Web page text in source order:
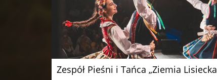
Zespół Pieśni i Tańca „Ziemia Lisiecka